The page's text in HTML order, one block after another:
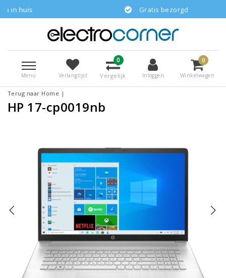
Gratis bezorgd
Menu Verlanglijst
0
Vergelijk Inloggen
0
Winkelwagen
Terug naar Home |
HP 17-cp0019nb